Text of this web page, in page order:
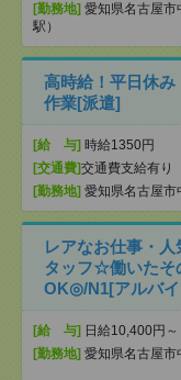
[勤務地] 愛知県名古屋市
駅）
高時給！平日休
作業[派遣]
[給 与] 時給1350円
[交通費]交通費支給有り
[勤務地] 愛知県名古屋
レアなお仕事・
タッフ☆働いたそ
OK◎/N1[アルバ
[給 与] 日給10,400円～
[勤務地] 愛知県名古屋市